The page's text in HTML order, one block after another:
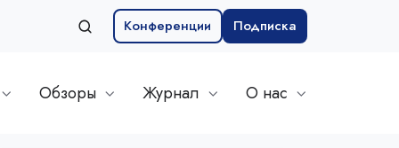
Конференции Подписка
Обзоры Журнал О нас